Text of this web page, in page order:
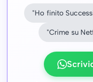
"Ho finito
"Crime su